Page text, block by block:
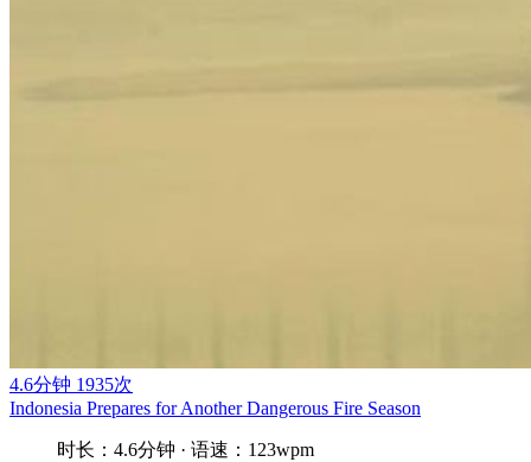
4.6分钟 1935次
Indonesia Prepares for Another Dangerous Fire Season
时长：4.6分钟 · 语速：123wpm